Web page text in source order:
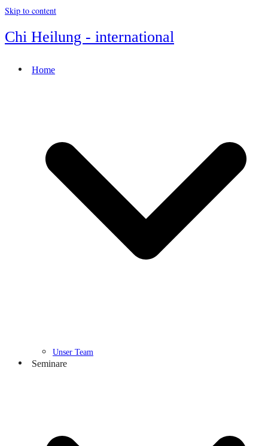
Skip to content
Chi Heilung - international
Home
Unser Team
Seminare